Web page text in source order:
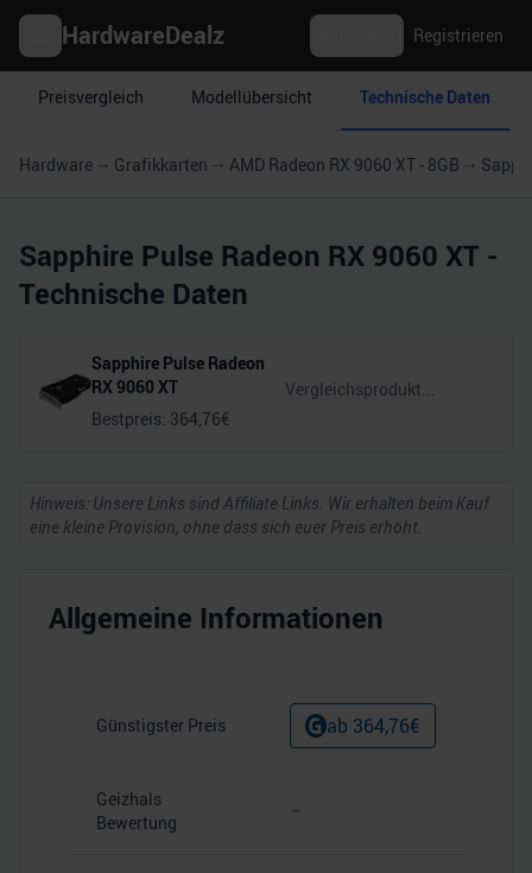
HardwareDealz Registrieren
Preisvergleich Modellübersicht Technische Daten
Hardware Grafikkarten AMD Radeon RX 9060 XT - 8GB
Sapphire Pulse Radeon RX 9060 XT -
Technische Daten
Sapphire Pulse Radeon
RX 9060 XT
Bestpreis: 364,76€
Hinweis: Unsere Links sind Affiliate Links. Wir erhalten beim Kauf
eine kleine Provision, ohne dass sich euer Preis erhöht.
Allgemeine Informationen
Günstigster Preis ab 364,76€
Geizhals
Bewertung
–